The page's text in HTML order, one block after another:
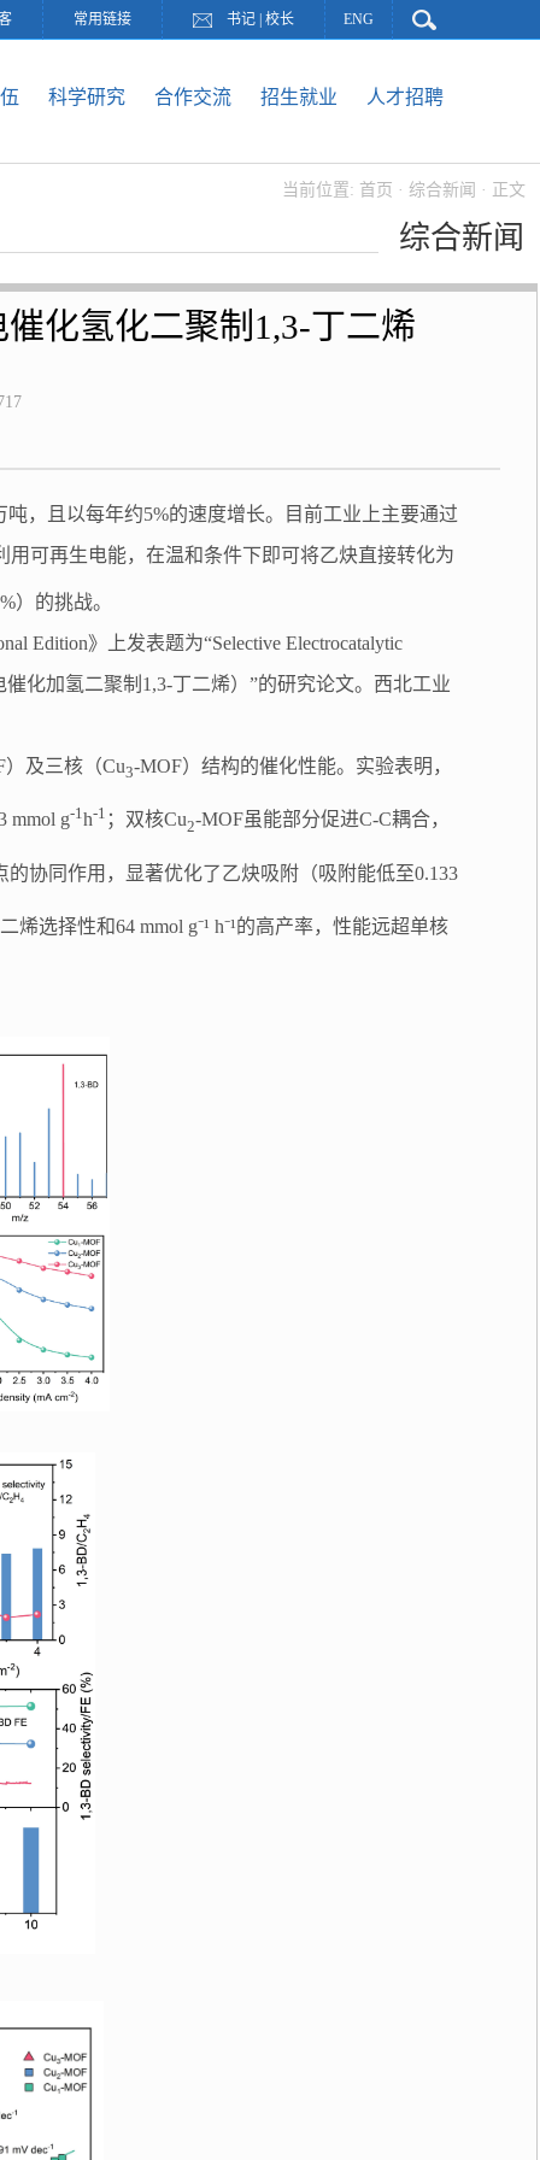
常用链接 书记 校长 ENG
科学研究 合作交流 招生就业 人才招聘
当前位置: 首页 · 综合新闻 · 正文
综合新闻
化氢化二聚制1,3-丁二烯
，且以每年约5%的速度增长。目前工业上主要通过
可再生电能，在温和条件下即可将乙炔直接转化为
）的挑战。
Edition》上发表题为“Selective Electrocatalytic
催化加氢二聚制1,3-丁二烯）”的研究论文。西北工业
）及三核（Cu3-MOF）结构的催化性能。实验表明，
mmol g-1h-1 ；双核Cu2-MOF虽能部分促进C-C耦合，
的协同作用，显著优化了乙炔吸附（吸附能低至0.133
烯选择性和64 mmol g⁻¹ h⁻¹的高产率，性能远超单核